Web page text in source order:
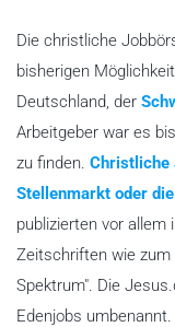
Die christliche
bisherigen
Deutschland, der
Arbeitgeber war es
zu finden. Christliche
Stellenmarkt oder
publizierten vor allem
Zeitschriften wie zum
Spektrum". Die
Edenjobs